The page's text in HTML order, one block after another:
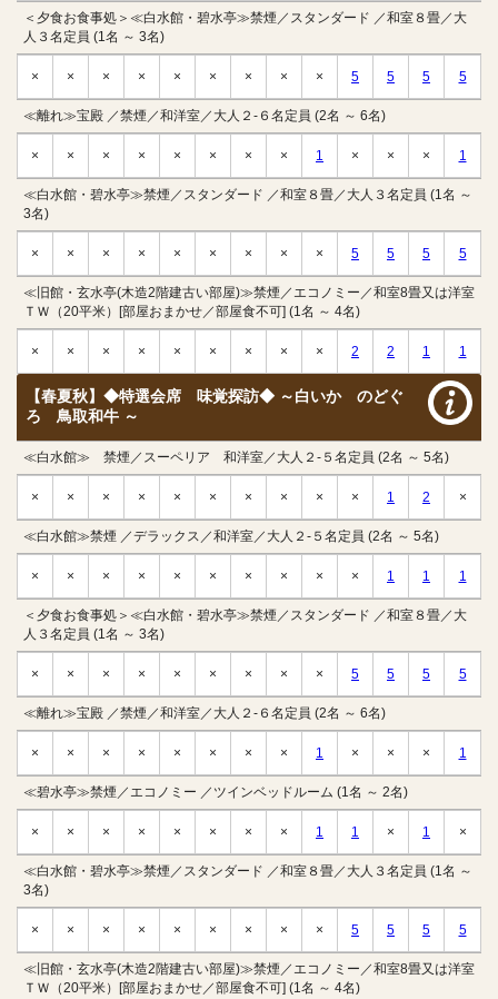
＜夕食お食事処＞≪白水館・碧水亭≫禁煙／スタンダード ／和室８畳／大
人３名定員 (1名 ～ 3名)
× × × × × × × × × 5 5 5 5
≪離れ≫宝殿 ／禁煙／和洋室／大人２-６名定員 (2名 ～ 6名)
× × × × × × × × 1 × × × 1
≪白水館・碧水亭≫禁煙／スタンダード ／和室８畳／大人３名定員 (1名 ～
3名)
× × × × × × × × × 5 5 5 5
≪旧館・玄水亭(木造2階建古い部屋)≫禁煙／エコノミー／和室8畳又は洋室
ＴＷ（20平米）[部屋おまかせ／部屋食不可] (1名 ～ 4名)
× × × × × × × × × 2 2 1 1
【春夏秋】◆特選会席 味覚探訪◆ ～白いか のどぐ
ろ 鳥取和牛 ～
≪白水館≫ 禁煙／スーペリア 和洋室／大人２-５名定員 (2名 ～ 5名)
× × × × × × × × × × 1 2 ×
≪白水館≫禁煙 ／デラックス／和洋室／大人２-５名定員 (2名 ～ 5名)
× × × × × × × × × × 1 1 1
＜夕食お食事処＞≪白水館・碧水亭≫禁煙／スタンダード ／和室８畳／大
人３名定員 (1名 ～ 3名)
× × × × × × × × × 5 5 5 5
≪離れ≫宝殿 ／禁煙／和洋室／大人２-６名定員 (2名 ～ 6名)
× × × × × × × × 1 × × × 1
≪碧水亭≫禁煙／エコノミー ／ツインベッドルーム (1名 ～ 2名)
× × × × × × × × 1 1 × 1 ×
≪白水館・碧水亭≫禁煙／スタンダード ／和室８畳／大人３名定員 (1名 ～
3名)
× × × × × × × × × 5 5 5 5
≪旧館・玄水亭(木造2階建古い部屋)≫禁煙／エコノミー／和室8畳又は洋室
ＴＷ（20平米）[部屋おまかせ／部屋食不可] (1名 ～ 4名)